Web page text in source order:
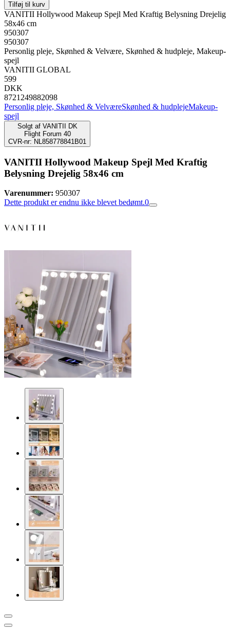
Tilføj til kurv
VANITII Hollywood Makeup Spejl Med Kraftig Belysning Drejelig
58x46 cm
950307
950307
Personlig pleje, Skønhed & Velvære, Skønhed & hudpleje, Makeup-
spejl
VANITII GLOBAL
599
DKK
8721249882098
Personlig pleje, Skønhed & VelværeSkønhed & hudplejeMakeup-
spejl
Solgt af VANITII DK
Flight Forum 40
CVR-nr: NL858778841B01
VANITII Hollywood Makeup Spejl Med Kraftig
Belysning Drejelig 58x46 cm
Varenummer: 950307
Dette produkt er endnu ikke blevet bedømt.0